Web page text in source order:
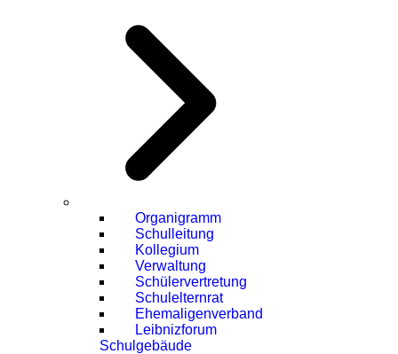
Organigramm
Schulleitung
Kollegium
Verwaltung
Schülervertretung
Schulelternrat
Ehemaligenverband
Leibnizforum
Schulgebäude